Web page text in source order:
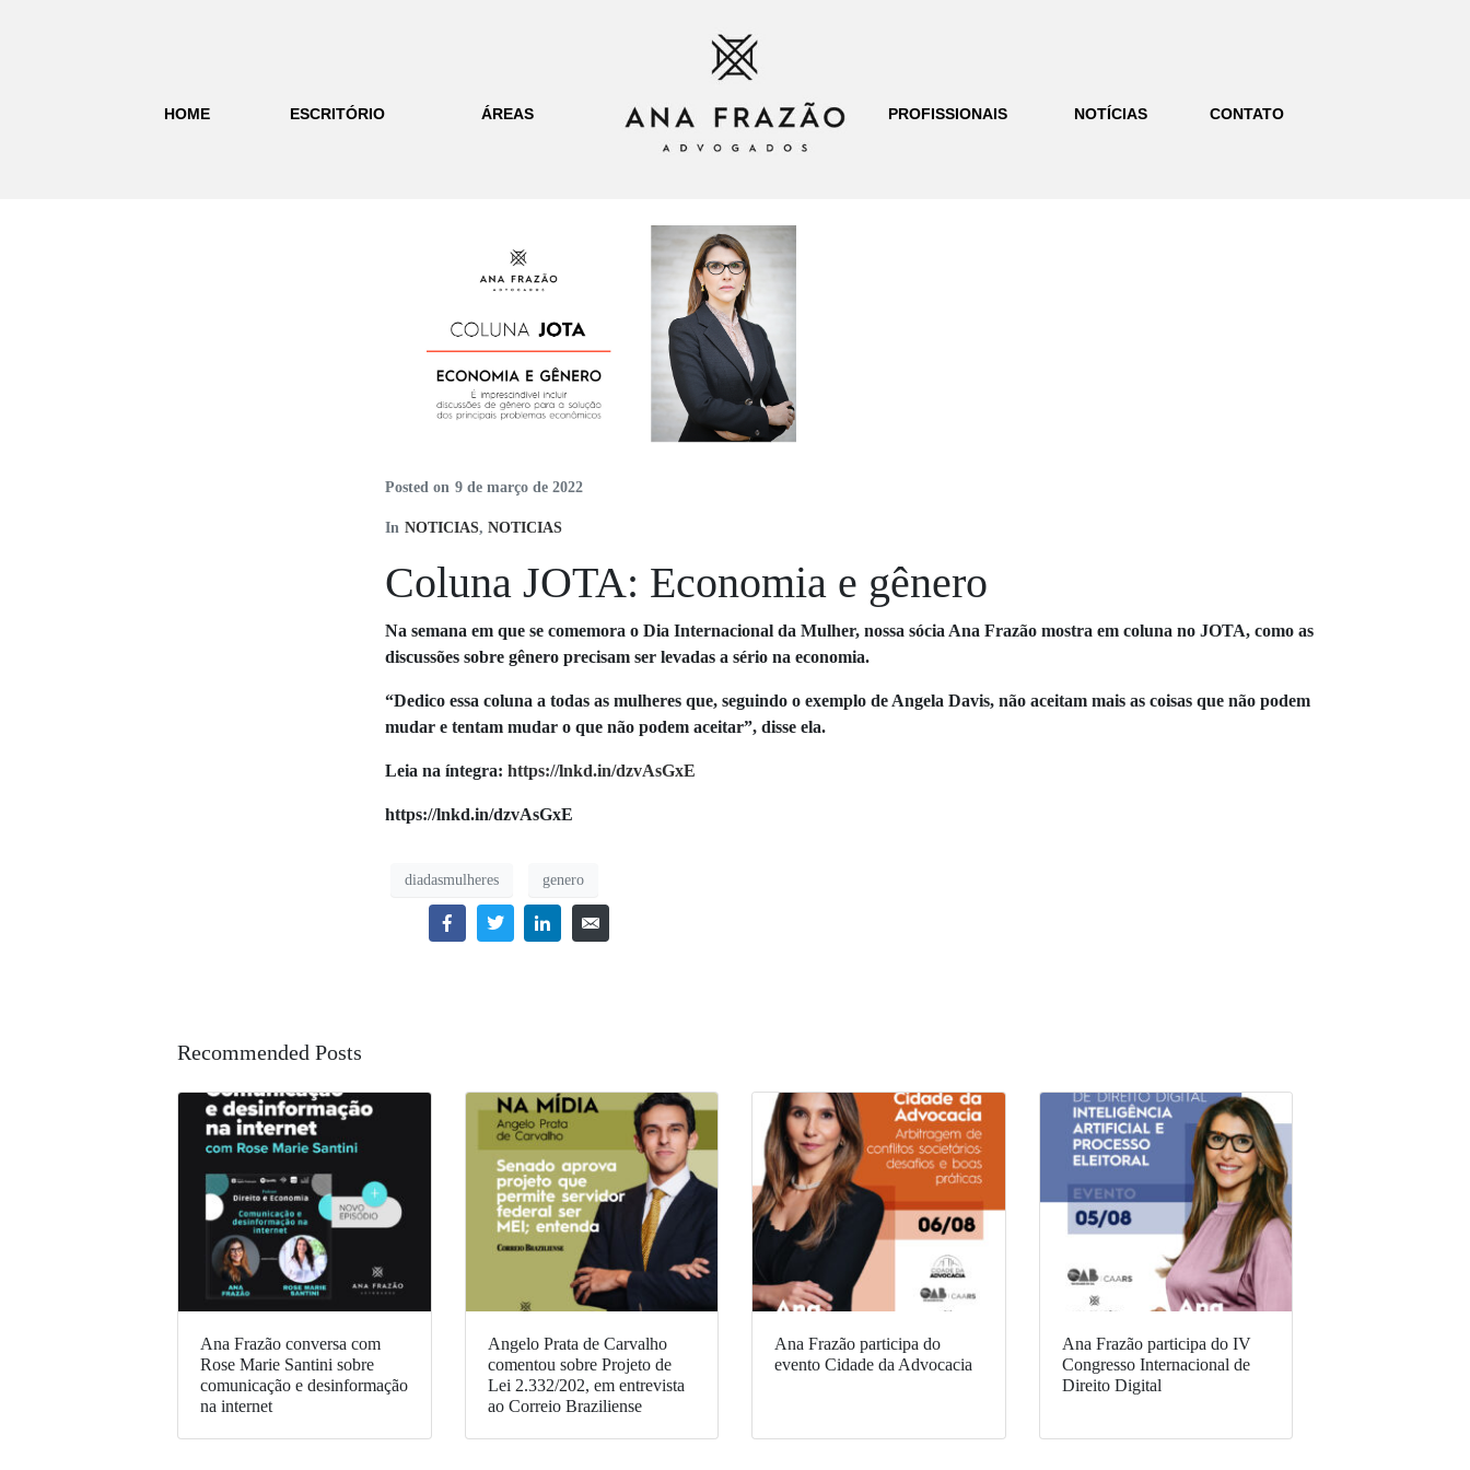
HOME ESCRITÓRIO ÁREAS PROFISSIONAIS NOTÍCIAS CONTATO
Posted on 9 de março de 2022
In NOTICIAS, NOTICIAS
Coluna JOTA: Economia e gênero
Na semana em que se comemora o Dia Internacional da Mulher, nossa sócia Ana Frazão mostra em coluna no JOTA, como as
discussões sobre gênero precisam ser levadas a sério na economia.
“Dedico essa coluna a todas as mulheres que, seguindo o exemplo de Angela Davis, não aceitam mais as coisas que não podem
mudar e tentam mudar o que não podem aceitar”, disse ela.
Leia na íntegra: https://lnkd.in/dzvAsGxE
https://lnkd.in/dzvAsGxE
diadasmulheres genero
Recommended Posts
Ana Frazão conversa com
Rose Marie Santini sobre
comunicação e desinformação
na internet
Angelo Prata de Carvalho
comentou sobre Projeto de
Lei 2.332/202, em entrevista
ao Correio Braziliense
Ana Frazão participa do
evento Cidade da Advocacia
Ana Frazão participa do IV
Congresso Internacional de
Direito Digital